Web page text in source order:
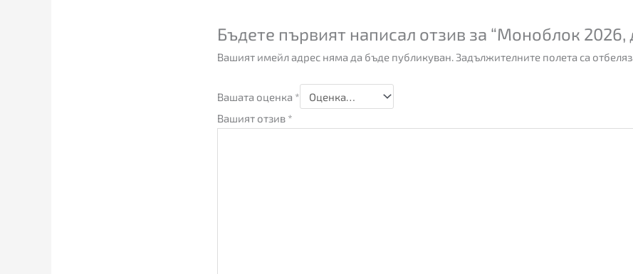
Бъдете първият написал отзив за “Моноблок 2026,
Вашият имейл адрес няма да бъде публикуван. Задължителните полета са
Вашата оценка *
Вашият отзив *